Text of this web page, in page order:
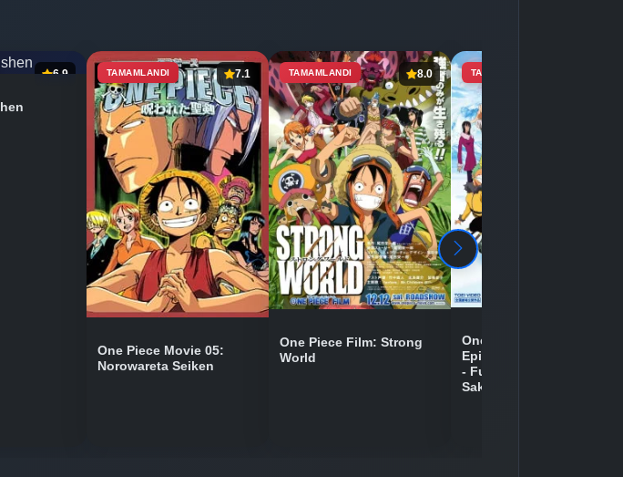
6.9 TAMAMLANDI 7.1
One Piece Movie 05:
Norowareta Seiken
TAMAMLANDI 8.0
One Piece Film: Strong
World
TAMAMLANDI
One Piece Movie 09:
Episode of Chopper Plus
- Fuyu ni Saku, Kiseki no
Sakura